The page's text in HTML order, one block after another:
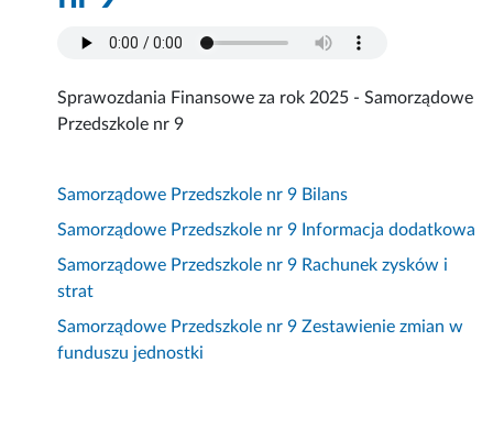
Sprawozdania Finansowe za rok 2025 - Samorządowe
Przedszkole nr 9
Samorządowe Przedszkole nr 9 Bilans
Samorządowe Przedszkole nr 9 Informacja dodatkowa
Samorządowe Przedszkole nr 9 Rachunek zysków i
strat
Samorządowe Przedszkole nr 9 Zestawienie zmian w
funduszu jednostki